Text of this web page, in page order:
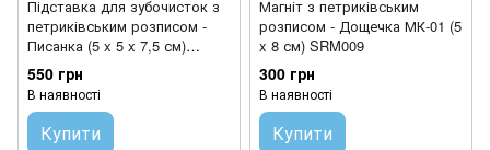
Підставка для зубочисток з
петриківським розписом -
Писанка (5 x 5 x 7,5 см)
SRKP001
550 грн
В наявності
Купити
Магніт з петриківським
розписом - Дощечка МК-01 (5
x 8 см) SRM009
300 грн
В наявності
Купити